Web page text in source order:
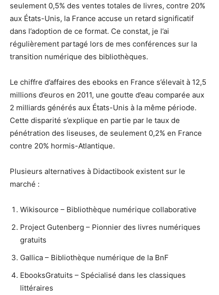
seulement 0,5% des ventes totales de livres, contre 20%
aux États-Unis, la France accuse un retard significatif
dans l’adoption de ce format. Ce constat, je l’ai
régulièrement partagé lors de mes conférences sur la
transition numérique des bibliothèques.
Le chiffre d’affaires des ebooks en France s’élevait à 12,5
millions d’euros en 2011, une goutte d’eau comparée aux
2 milliards générés aux États-Unis à la même période.
Cette disparité s’explique en partie par le taux de
pénétration des liseuses, de seulement 0,2% en France
contre 20% hormis-Atlantique.
Plusieurs alternatives à Didactibook existent sur le
marché :
Wikisource – Bibliothèque numérique collaborative
Project Gutenberg – Pionnier des livres numériques
gratuits
Gallica – Bibliothèque numérique de la BnF
EbooksGratuits – Spécialisé dans les classiques
littéraires